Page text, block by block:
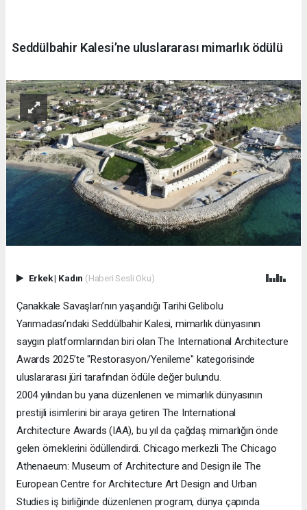
Seddülbahir Kalesi’ne uluslararası mimarlık ödülü
Erkek| Kadın (Haberi Sesli Oku)
Çanakkale Savaşları’nın yaşandığı Tarihi Gelibolu
Yarımadası’ndaki Seddülbahir Kalesi, mimarlık dünyasının
saygın platformlarından biri olan The International Architecture
Awards 2025’te "Restorasyon/Yenileme" kategorisinde
uluslararası jüri tarafından ödüle değer bulundu.
2004 yılından bu yana düzenlenen ve mimarlık dünyasının
prestijli isimlerini bir araya getiren The International
Architecture Awards (IAA), bu yıl da çağdaş mimarlığın önde
gelen örneklerini ödüllendirdi. Chicago merkezli The Chicago
Athenaeum: Museum of Architecture and Design ile The
European Centre for Architecture Art Design and Urban
Studies iş birliğinde düzenlenen program, dünya çapında